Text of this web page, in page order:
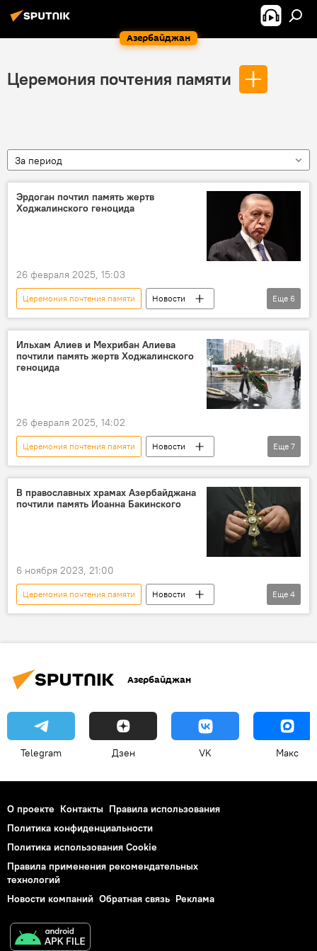
Азербайджан
Церемония почтения памяти
За период
Эрдоган почтил память жертв
Ходжалинского геноцида
26 февраля 2025, 15:03
Церемония почтения памяти
Новости
Азербайджан
Турция
Ходжалы
Ходжалинский геноцид
Реджеп Тайип Эрдоган
Публикация
Еще 6
Ильхам Алиев и Мехрибан Алиева
почтили память жертв Ходжалинского
геноцида
26 февраля 2025, 14:02
Церемония почтения памяти
Новости
Азербайджан
Ходжалинский геноцид
памятник
Трагедия
Жертвы
Ильхам Алиев
Мехрибан Алиева
Еще 7
В православных храмах Азербайджана
почтили память Иоанна Бакинского
6 ноября 2023, 21:00
Церемония почтения памяти
Новости
Азербайджан
Еще 4
Азербайджан
Telegram Дзен VK Макс
О проекте Контакты Правила использования
Политика конфиденциальности
Политика использования Cookie
Правила применения рекомендательных
технологий
Новости компаний Обратная связь Реклама